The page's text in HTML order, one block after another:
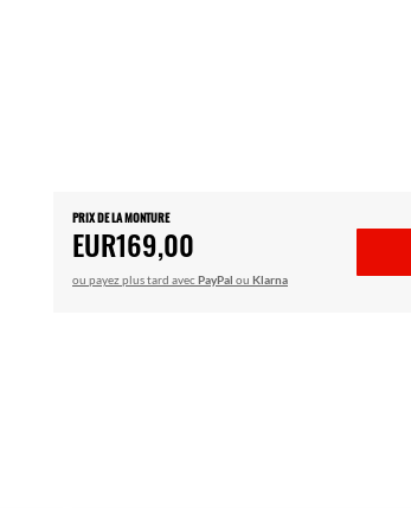
PRIX DE LA MONTURE
EUR169,00
ou payez plus tard avec PayPal ou Klarna